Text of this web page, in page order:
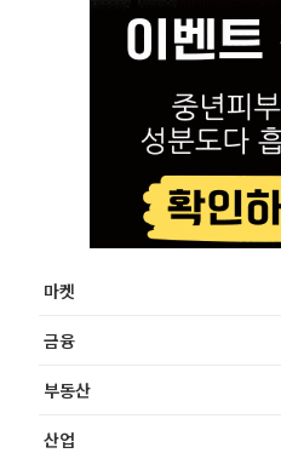
마켓
금융
부동산
산업